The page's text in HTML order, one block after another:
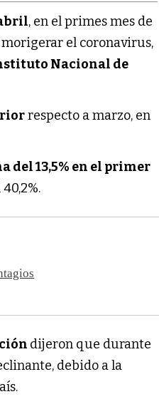
, en el primes mes de
el coronavirus,
Nacional de
respecto a marzo, en
13,5% en el primer
dijeron que durante
debido a la